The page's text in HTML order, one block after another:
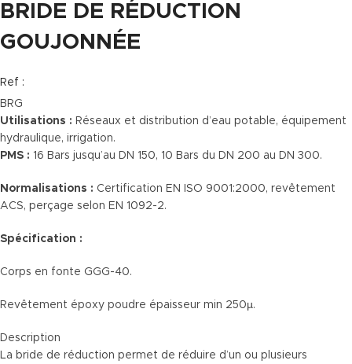
BRIDE DE RÉDUCTION
GOUJONNÉE
Ref :
BRG
Utilisations : Réseaux et distribution d’eau potable, équipement
hydraulique, irrigation.
PMS : 16 Bars jusqu’au DN 150, 10 Bars du DN 200 au DN 300.
Normalisations : Certification EN ISO 9001:2000, revêtement
ACS, perçage selon EN 1092-2.
Spécification :
Corps en fonte GGG-40.
Revêtement époxy poudre épaisseur min 250µ.
Description
La bride de réduction permet de réduire d’un ou plusieurs